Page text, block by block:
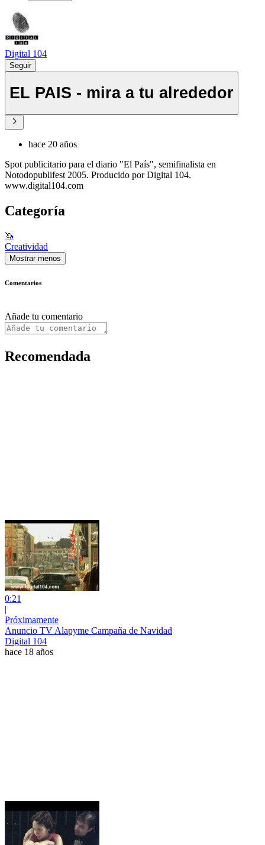
Digital 104
Seguir
EL PAIS - mira a tu alrededor
hace 20 años
Spot publicitario para el diario "El País", semifinalista en
Notodopublifest 2005. Producido por Digital 104.
www.digital104.com
Categoría
🦄
Creatividad
Mostrar menos
Comentarios
Añade tu comentario
Recomendada
0:21
|
Próximamente
Anuncio TV Alapyme Campaña de Navidad
Digital 104
hace 18 años